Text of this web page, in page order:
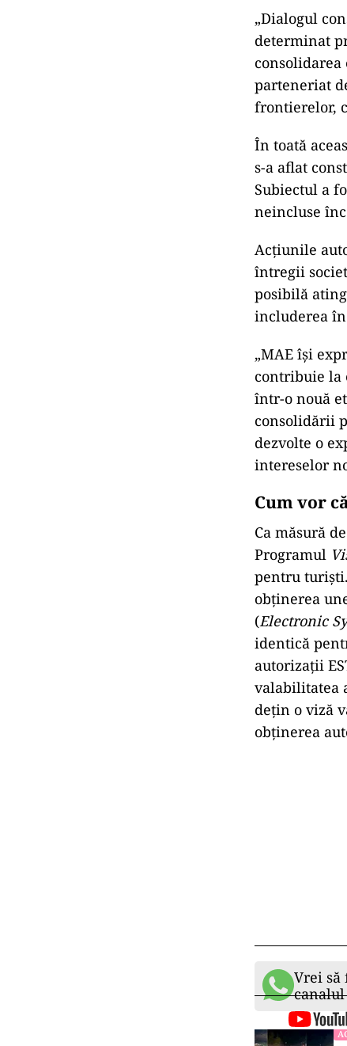
„Dialogul
determinat
parteneriat
frontierelor,
În toată
s-a aflat
Subiectul a
neincluse
Acțiunile
întregii
posibilă
includerea
„MAE își
contribuie la
într-o nouă
consolidării
dezvolte o
intereselor
Cum vor
Ca măsură
Programul
pentru
obținerea
(Electronic
identică
autorizații
valabilitatea
dețin o viză
obținerea
Vrei să